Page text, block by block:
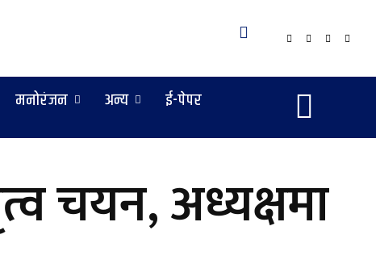
मनोरंजन अन्य ई-पेपर
चयन, अध्यक्षमा